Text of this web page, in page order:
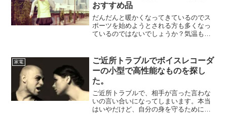
おすすめ品
だんだんと暖かくなってきているのでス
ポーツを始めようとされる方も多くなっ
ているのではないでしょうか？気温もそ
がランニングのお供にイヤホンなんてい
かがですか？でも、イヤホ...
家電
ご近所トラブルでボイスレコーダ
ーの小型で高性能なものを探し
た。
ご近所トラブルで、相手が言った言わな
いの言い合いになってしまいます。本当
はいやだけど、自分の身を守るために会